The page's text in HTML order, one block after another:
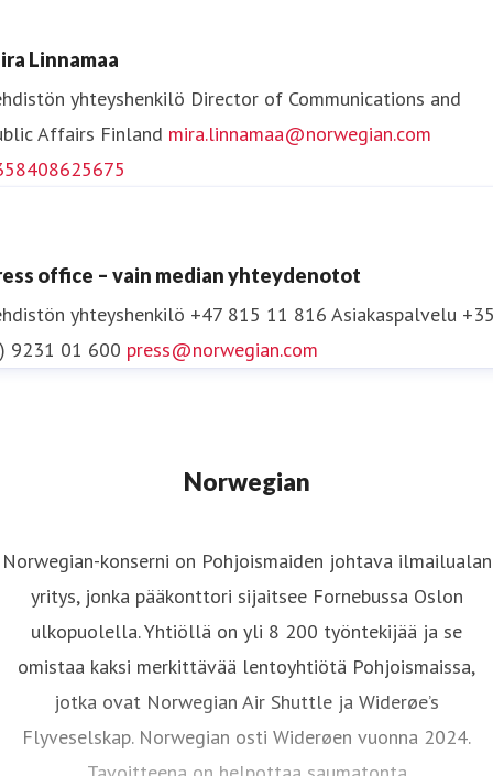
Linnamaa
yhteyshenkilö Director of Communications and
Affairs Finland mira.linnamaa@norwegian.com
office – vain median yhteydenotot
yhteyshenkilö +47 815 11 816 Asiakaspalvelu
9231 01 600 press@norwegian.com
Norwegian
Norwegian-konserni on Pohjoismaiden johtava ilmailualan
yritys, jonka pääkonttori sijaitsee Fornebussa Oslon
ulkopuolella. Yhtiöllä on yli 8 200 työntekijää ja se
omistaa kaksi merkittävää lentoyhtiötä Pohjoismaissa,
jotka ovat Norwegian Air Shuttle ja Widerøe’s
Flyveselskap. Norwegian osti Widerøen vuonna 2024.